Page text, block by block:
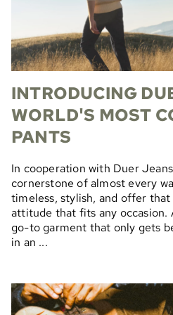
INTRODUCING
WORLD'S MOST
PANTS
In cooperation with Duer
cornerstone of almost every
timeless, stylish, and offer
attitude that fits any occasion.
go-to garment that only gets
in an ...